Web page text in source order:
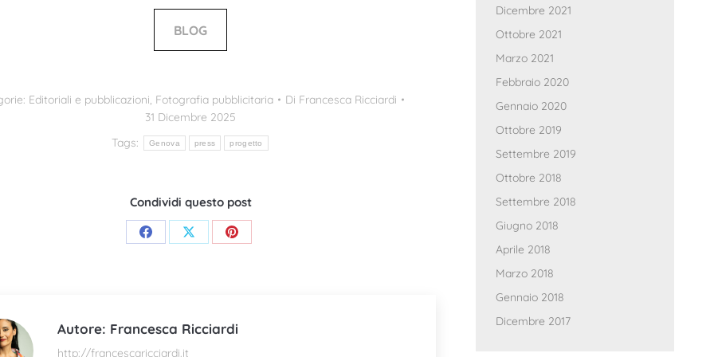
BLOG
Editoriali e pubblicazioni, Fotografia pubblicitaria Di Francesca Ricciardi
31 Dicembre 2025
Tags:
Genova press progetto
Condividi questo post
CondividiCondividiCondividi
Autore: Francesca Ricciardi
http://francescaricciardi.it
Dicembre 2021
Ottobre 2021
Marzo 2021
Febbraio 2020
Gennaio 2020
Ottobre 2019
Settembre 2019
Ottobre 2018
Settembre 2018
Giugno 2018
Aprile 2018
Marzo 2018
Gennaio 2018
Dicembre 2017